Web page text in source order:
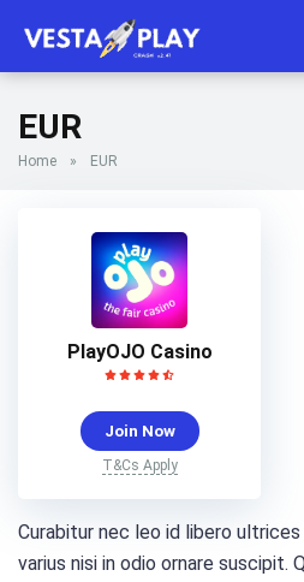
EUR
Home » EUR
PlayOJO Casino
Join Now
T&Cs Apply
Curabitur nec leo id libero
varius nisi in odio ornare suscipit.